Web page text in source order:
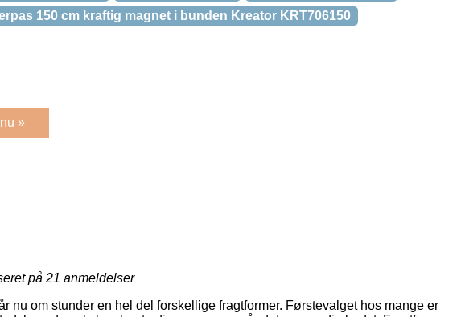
150 cm kraftig magnet i bunden Kreator KRT706150
»
på 21 anmeldelser
nu om stunder en hel del forskellige fragtformer. Førstevalget hos mange er